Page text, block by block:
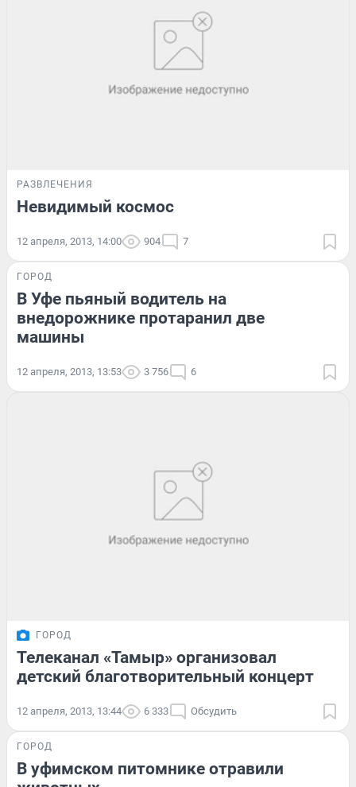
РАЗВЛЕЧЕНИЯ
Невидимый космос
12 апреля, 2013, 14:00 904 7
ГОРОД
В Уфе пьяный водитель на
внедорожнике протаранил две
машины
12 апреля, 2013, 13:53 3 756 6
ГОРОД
Телеканал «Тамыр» организовал
детский благотворительный концерт
12 апреля, 2013, 13:44 6 333 Обсудить
ГОРОД
В уфимском питомнике отравили